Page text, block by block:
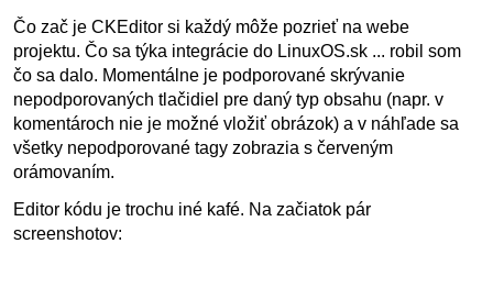
Čo zač je CKEditor si každý môže pozrieť na webe
projektu. Čo sa týka integrácie do LinuxOS.sk ... robil som
čo sa dalo. Momentálne je podporované skrývanie
nepodporovaných tlačidiel pre daný typ obsahu (napr. v
komentároch nie je možné vložiť obrázok) a v náhľade sa
všetky nepodporované tagy zobrazia s červeným
orámovaním.
Editor kódu je trochu iné kafé. Na začiatok pár
screenshotov: